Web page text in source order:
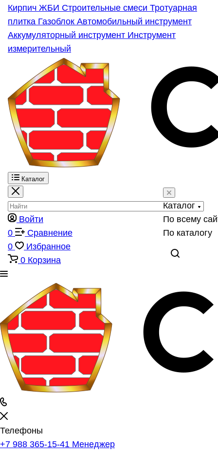
Кирпич ЖБИ Строительные смеси Тротуарная
плитка Газоблок Автомобильный инструмент
Аккумуляторный инструмент Инструмент
измерительный
Каталог
Каталог
По всему
По каталогу
Войти
0
Сравнение
0
Избранное
0 Корзина
Телефоны
+7 988 365-15-41 Менеджер